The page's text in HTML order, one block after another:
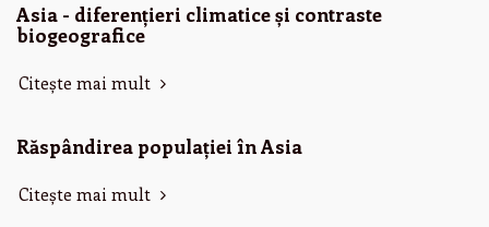
Asia - diferențieri climatice și contraste
biogeografice
Citește mai mult
Răspândirea populației în Asia
Citește mai mult